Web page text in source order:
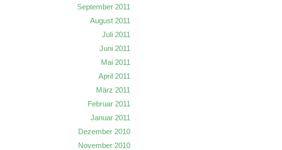
September 2011
August 2011
Juli 2011
Juni 2011
Mai 2011
April 2011
März 2011
Februar 2011
Januar 2011
Dezember 2010
November 2010